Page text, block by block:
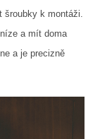
k montáži.
a mít doma
a je precizně